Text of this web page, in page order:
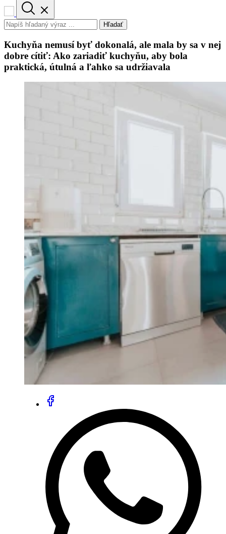
Hľadať
Kuchyňa nemusí byť dokonalá, ale mala by sa v nej
dobre cítiť: Ako zariadiť kuchyňu, aby bola
praktická, útulná a ľahko sa udržiavala